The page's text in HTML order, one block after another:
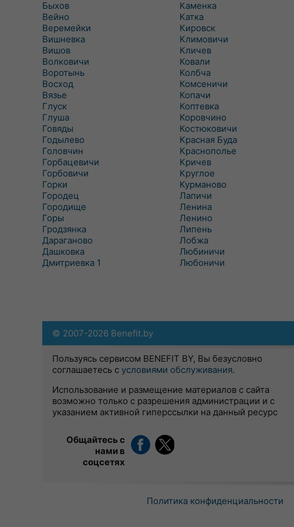
Быхов
Вейно
Веремейки
Вишневка
Вишов
Волковичи
Воротынь
Восход
Вязье
Глуск
Глуша
Говяды
Годылево
Головчин
Горбацевичи
Горбовичи
Горки
Городец
Городище
Горы
Гродзянка
Дараганово
Дашковка
Дмитриевка 1
Каменка
Катка
Кировск
Климовичи
Кличев
Ковали
Колбча
Комсеничи
Копачи
Коптевка
Коровчино
Костюковичи
Красная Буда
Краснополье
Кричев
Круглое
Курманово
Лапичи
Ленина
Ленино
Липень
Лобжа
Любиничи
Любоничи
© 2007-2026 Benefit.by
Пользуясь сервисом BENEFIT BY, Вы безусловно
соглашаетесь с условиями обслуживания.
Использование и размещение материалов с сайта
возможно только с разрешения администрации и с
указанием активной гиперссылки на данный ресурс
Общайтесь с
нами в
соцсетях
Политика конфиденциальности